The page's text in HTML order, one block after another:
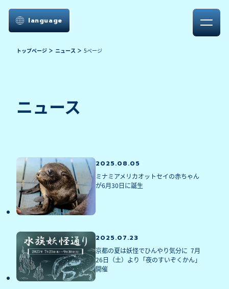
language
トップページ ニュース 5ページ
ニュース
2025.08.05
ミナミアメリカオットセイの赤ちゃん
2025.07.23
京都の夏は妖怪でひんやり気分に  7月
26日（土）より「夜のすいぞくかん」
開催